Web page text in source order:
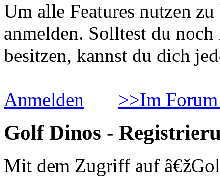
Um alle Features nutzen
anmelden. Solltest du
besitzen, kannst du dich
Anmelden >>Im
Golf Dinos -
Mit dem Zugriff auf